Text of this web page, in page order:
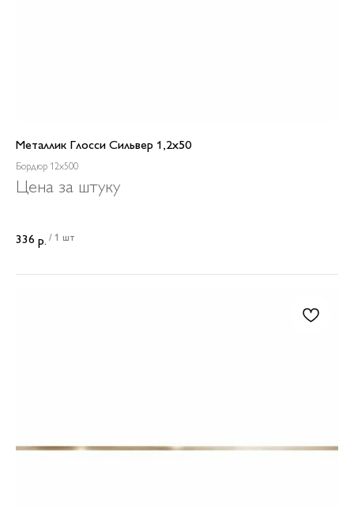
Металлик Глосси Сильвер 1,2x50
Бордюр 12x500
Цена за штуку
336 р. / 1 шт